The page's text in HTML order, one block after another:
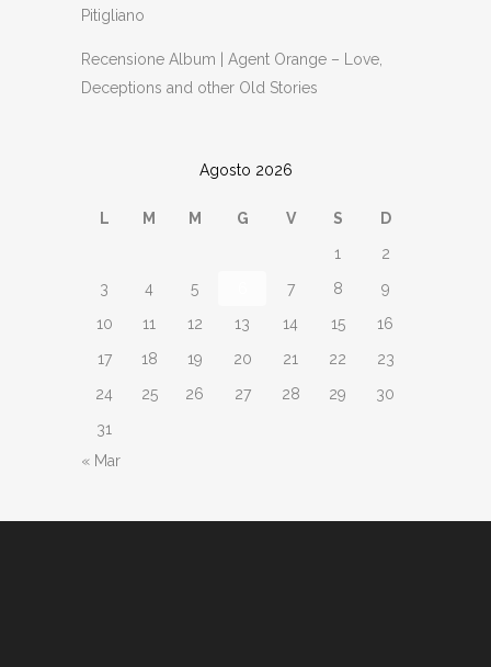
Pitigliano
Recensione Album | Agent Orange – Love,
Deceptions and other Old Stories
Agosto 2026
L M M G V S
D
1
2
3
4 5 7 8
9
10
11 12 13 14 15
16
17
18 19 20 21 22
23
24
25 26 27 28 29
30
31
« Mar